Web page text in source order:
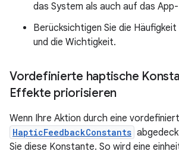
das System als auch auf das
Berücksichtigen Sie die
und die Wichtigkeit.
Vordefinierte haptische
Effekte priorisieren
Wenn Ihre Aktion durch eine
HapticFeedbackConstants
Sie diese Konstante. So wird eine